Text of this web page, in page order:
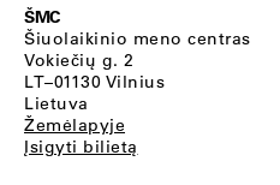
ŠMC
Šiuolaikinio meno centras
Vokiečių g. 2
LT–01130 Vilnius
Lietuva
Žemėlapyje
Įsigyti bilietą